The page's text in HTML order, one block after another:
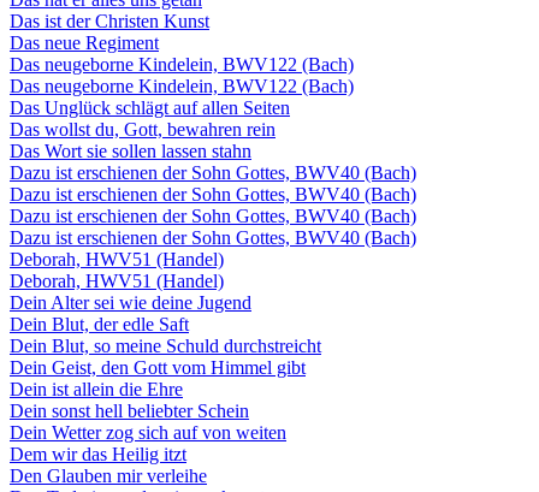
Das ist der Christen Kunst
Das neue Regiment
Das neugeborne Kindelein, BWV122 (Bach)
Das neugeborne Kindelein, BWV122 (Bach)
Das Unglück schlägt auf allen Seiten
Das wollst du, Gott, bewahren rein
Das Wort sie sollen lassen stahn
Dazu ist erschienen der Sohn Gottes, BWV40 (Bach)
Dazu ist erschienen der Sohn Gottes, BWV40 (Bach)
Dazu ist erschienen der Sohn Gottes, BWV40 (Bach)
Dazu ist erschienen der Sohn Gottes, BWV40 (Bach)
Deborah, HWV51 (Handel)
Deborah, HWV51 (Handel)
Dein Alter sei wie deine Jugend
Dein Blut, der edle Saft
Dein Blut, so meine Schuld durchstreicht
Dein Geist, den Gott vom Himmel gibt
Dein ist allein die Ehre
Dein sonst hell beliebter Schein
Dein Wetter zog sich auf von weiten
Dem wir das Heilig itzt
Den Glauben mir verleihe